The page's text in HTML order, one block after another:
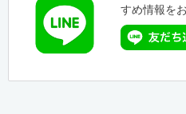
すめ情報を